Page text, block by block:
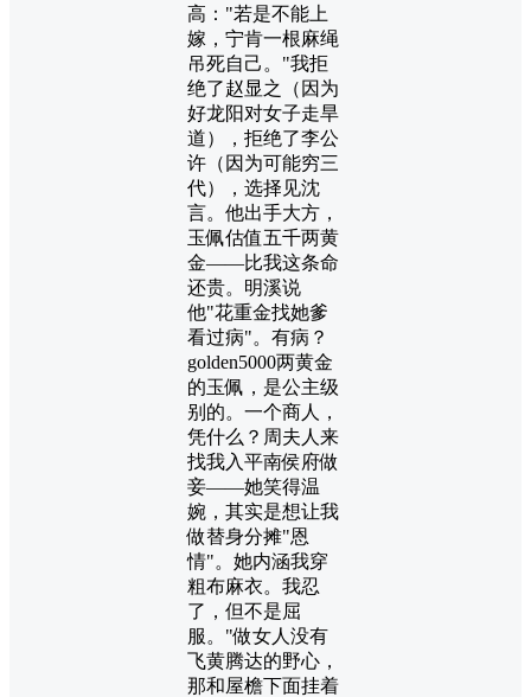
高："若是不能上
嫁，宁肯一根麻绳
吊死自己。"我拒
绝了赵显之（因为
好龙阳对女子走旱
道），拒绝了李公
许（因为可能穷三
代），选择见沈
言。他出手大方，
玉佩估值五千两黄
金——比我这条命
还贵。明溪说
他"花重金找她爹
看过病"。有病？
golden5000两黄金
的玉佩，是公主级
别的。一个商人，
凭什么？周夫人来
找我入平南侯府做
妾——她笑得温
婉，其实是想让我
做替身分摊"恩
情"。她内涵我穿
粗布麻衣。我忍
了，但不是屈
服。"做女人没有
飞黄腾达的野心，
那和屋檐下面挂着